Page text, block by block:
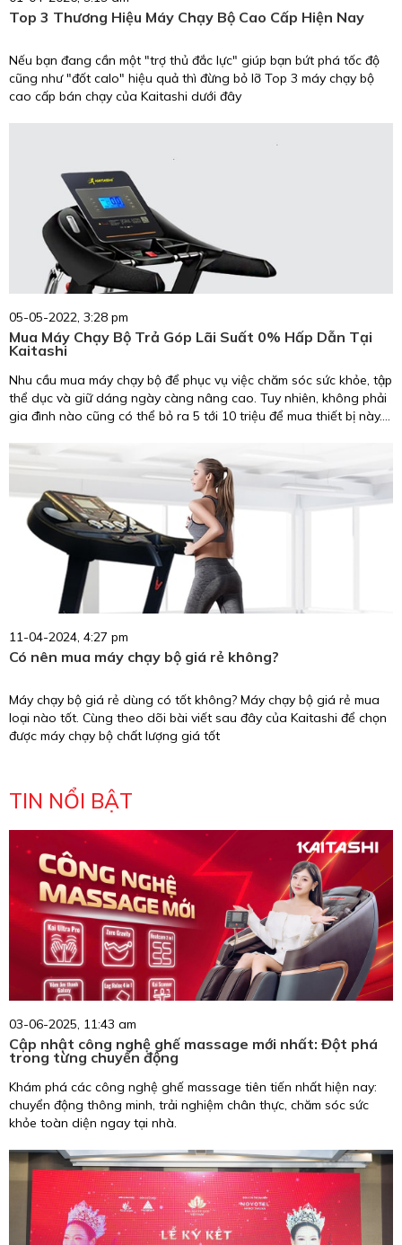
Top 3 Thương Hiệu Máy Chạy Bộ Cao Cấp Hiện Nay
Nếu bạn đang cần một "trợ thủ đắc lực" giúp bạn bứt phá tốc độ
cũng như "đốt calo" hiệu quả thì đừng bỏ lỡ Top 3 máy chạy bộ
cao cấp bán chạy của Kaitashi dưới đây
05-05-2022, 3:28 pm
Mua Máy Chạy Bộ Trả Góp Lãi Suất 0% Hấp Dẫn Tại
Kaitashi
Nhu cầu mua máy chạy bộ để phục vụ việc chăm sóc sức khỏe, tập
thể dục và giữ dáng ngày càng nâng cao. Tuy nhiên, không phải
gia đình nào cũng có thể bỏ ra 5 tới 10 triệu để mua thiết bị này.
trả góp với mức giá vô cùng ưu đãi, lãi suất 0% tạo điều kiện cho
khách hàng sở hữu sản phẩm máy chạy bộ chất lượng với mức giá
hấp dẫn.
11-04-2024, 4:27 pm
Có nên mua máy chạy bộ giá rẻ không?
Máy chạy bộ giá rẻ dùng có tốt không? Máy chạy bộ giá rẻ mua
loại nào tốt. Cùng theo dõi bài viết sau đây của Kaitashi để chọn
được máy chạy bộ chất lượng giá tốt
TIN NỔI BẬT
03-06-2025, 11:43 am
Cập nhật công nghệ ghế massage mới nhất: Đột phá
trong từng chuyển động
Khám phá các công nghệ ghế massage tiên tiến nhất hiện nay:
chuyển động thông minh, trải nghiệm chân thực, chăm sóc sức
khỏe toàn diện ngay tại nhà.